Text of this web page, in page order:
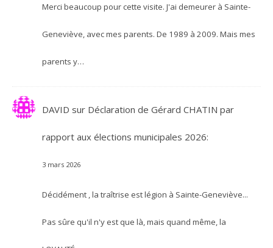
Merci beaucoup pour cette visite. J'ai demeurer à Sainte-
Geneviève, avec mes parents. De 1989 à 2009. Mais mes
parents y…
DAVID sur Déclaration de Gérard CHATIN par
rapport aux élections municipales 2026:
3 mars 2026
Décidément , la traîtrise est légion à Sainte-Geneviève...
Pas sûre qu'il n'y est que là, mais quand même, la